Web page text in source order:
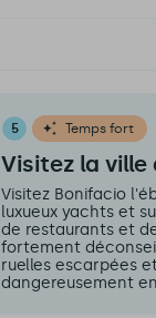
5 Temps fort
Visitez la ville
Visitez Bonifacio
luxueux yachts et
de restaurants et
fortement
ruelles escarpées
dangereusement